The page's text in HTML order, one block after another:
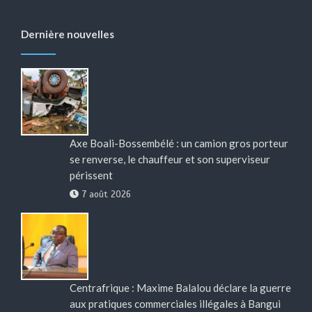
Dernière nouvelles
Axe Boali-Bossembélé : un camion gros porteur
se renverse, le chauffeur et son superviseur
périssent
7 août 2026
Centrafrique : Maxime Balalou déclare la guerre
aux pratiques commerciales illégales à Bangui